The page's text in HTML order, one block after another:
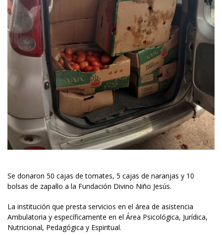
Se donaron 50 cajas de tomates, 5 cajas de naranjas y 10
bolsas de zapallo a la Fundación Divino Niño Jesús.
La institución que presta servicios en el área de asistencia
Ambulatoria y específicamente en el Área Psicológica, Jurídica,
Nutricional, Pedagógica y Espiritual.